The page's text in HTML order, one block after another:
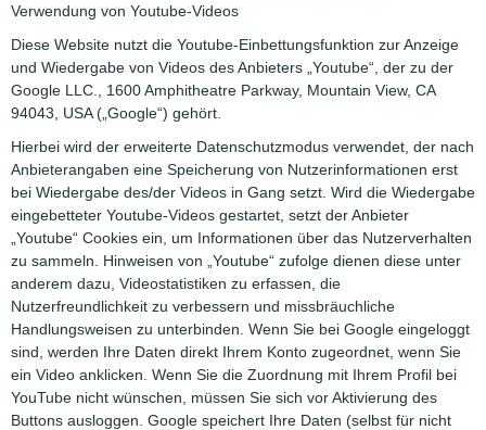
Verwendung von Youtube-Videos
Diese Website nutzt die Youtube-Einbettungsfunktion zur Anzeige
und Wiedergabe von Videos des Anbieters „Youtube“, der zu der
Google LLC., 1600 Amphitheatre Parkway, Mountain View, CA
94043, USA („Google“) gehört.
Hierbei wird der erweiterte Datenschutzmodus verwendet, der nach
Anbieterangaben eine Speicherung von Nutzerinformationen erst
bei Wiedergabe des/der Videos in Gang setzt. Wird die Wiedergabe
eingebetteter Youtube-Videos gestartet, setzt der Anbieter
„Youtube“ Cookies ein, um Informationen über das Nutzerverhalten
zu sammeln. Hinweisen von „Youtube“ zufolge dienen diese unter
anderem dazu, Videostatistiken zu erfassen, die
Nutzerfreundlichkeit zu verbessern und missbräuchliche
Handlungsweisen zu unterbinden. Wenn Sie bei Google eingeloggt
sind, werden Ihre Daten direkt Ihrem Konto zugeordnet, wenn Sie
ein Video anklicken. Wenn Sie die Zuordnung mit Ihrem Profil bei
YouTube nicht wünschen, müssen Sie sich vor Aktivierung des
Buttons ausloggen. Google speichert Ihre Daten (selbst für nicht